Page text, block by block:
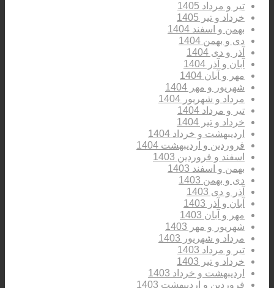
تیر و مرداد 1405
خرداد و تیر 1405
بهمن و اسفند 1404
دی و بهمن 1404
آذر و دی 1404
آبان و آذر 1404
مهر و آبان 1404
شهریور و مهر 1404
مرداد و شهریور 1404
تیر و مرداد 1404
خرداد و تیر 1404
اردیبهشت و خرداد 1404
فروردین و اردیبهشت 1404
اسفند و فروردین 1403
بهمن و اسفند 1403
دی و بهمن 1403
آذر و دی 1403
آبان و آذر 1403
مهر و آبان 1403
شهریور و مهر 1403
مرداد و شهریور 1403
تیر و مرداد 1403
خرداد و تیر 1403
اردیبهشت و خرداد 1403
فروردین و اردیبهشت 1403